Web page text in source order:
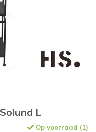
L
Op voorraad (1)